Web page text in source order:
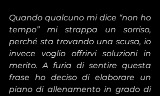
Quando qualcuno mi dice “non ho
tempo” mi strappa un sorriso,
perché sta trovando una scusa, io
invece voglio offrirvi soluzioni in
merito. A furia di sentire questa
frase ho deciso di elaborare un
piano di allenamento in grado di